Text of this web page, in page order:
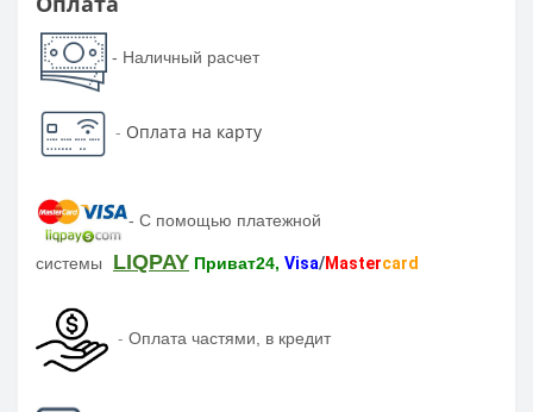
- Наличный расчет
- Оплата на карту
- С помощью платежной
системы LIQPAY Приват24, Visa/Mastercard
- Оплата частями, в кредит